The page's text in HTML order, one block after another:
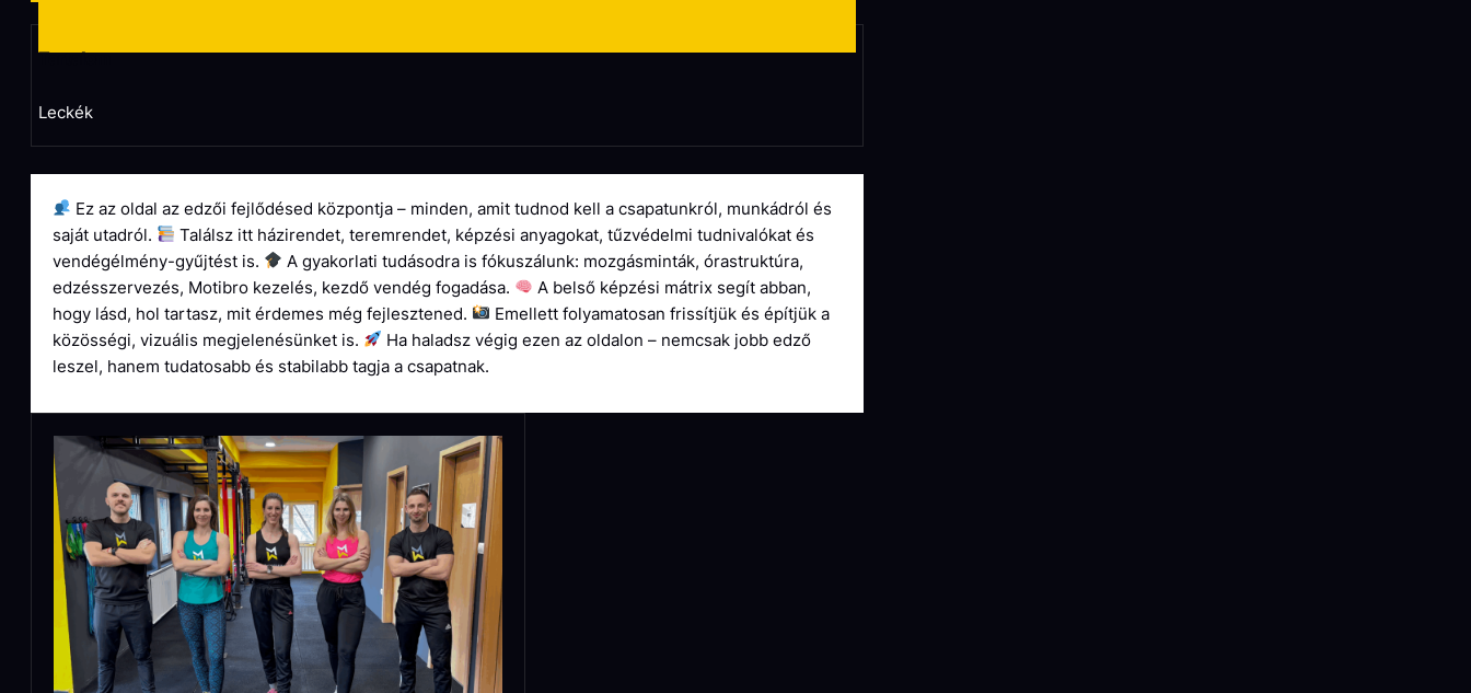
Tartalom
Leckék
Ez az oldal az edzői fejlődésed központja – minden, amit tudnod kell a csapatunkról, munkádról és
saját utadról.
Találsz itt házirendet, teremrendet, képzési anyagokat, tűzvédelmi tudnivalókat és
vendégélmény-gyűjtést is.
A gyakorlati tudásodra is fókuszálunk: mozgásminták, órastruktúra,
edzésszervezés, Motibro kezelés, kezdő vendég fogadása.
A belső képzési mátrix segít abban,
hogy lásd, hol tartasz, mit érdemes még fejlesztened.
Emellett folyamatosan frissítjük és építjük a
közösségi, vizuális megjelenésünket is.
Ha haladsz végig ezen az oldalon – nemcsak jobb edző
leszel, hanem tudatosabb és stabilabb tagja a csapatnak.